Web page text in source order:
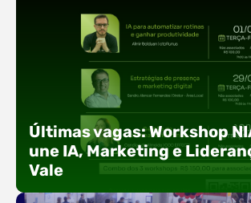
Últimas vagas: Workshop
une IA, Marketing e
Vale